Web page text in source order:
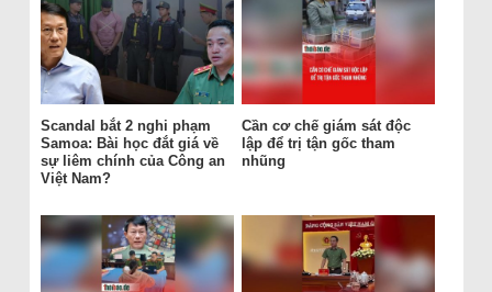
Scandal bắt 2 nghi phạm
Samoa: Bài học đắt giá về
sự liêm chính của Công an
Việt Nam?
Cần cơ chế giám sát độc
lập để trị tận gốc tham
nhũng